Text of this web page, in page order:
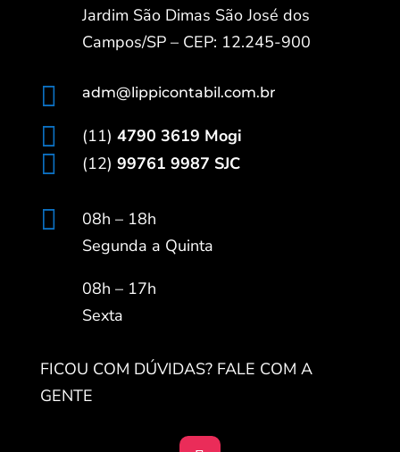
Jardim São Dimas São José dos
Campos/SP – CEP: 12.245-900
 adm@lippicontabil.com.br
 (11) 4790 3619 Mogi
 (12) 99761 9987 SJC

08h – 18h
Segunda a Quinta
08h – 17h
Sexta
FICOU COM DÚVIDAS? FALE COM A
GENTE